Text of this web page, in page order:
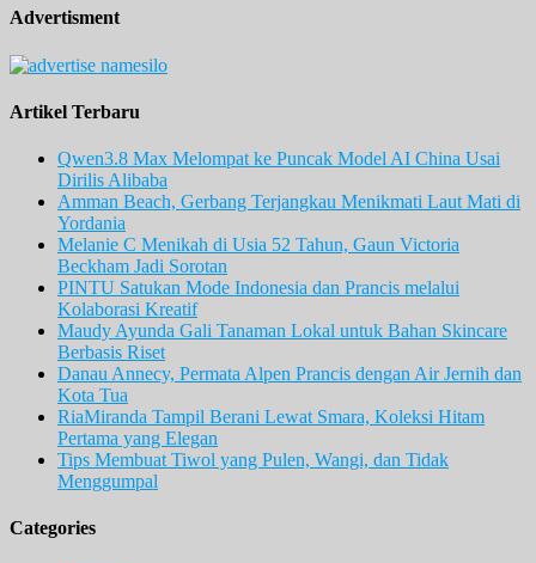
Advertisment
Artikel Terbaru
Qwen3.8 Max Melompat ke Puncak Model AI China Usai
Dirilis Alibaba
Amman Beach, Gerbang Terjangkau Menikmati Laut Mati di
Yordania
Melanie C Menikah di Usia 52 Tahun, Gaun Victoria
Beckham Jadi Sorotan
PINTU Satukan Mode Indonesia dan Prancis melalui
Kolaborasi Kreatif
Maudy Ayunda Gali Tanaman Lokal untuk Bahan Skincare
Berbasis Riset
Danau Annecy, Permata Alpen Prancis dengan Air Jernih dan
Kota Tua
RiaMiranda Tampil Berani Lewat Smara, Koleksi Hitam
Pertama yang Elegan
Tips Membuat Tiwol yang Pulen, Wangi, dan Tidak
Menggumpal
Categories